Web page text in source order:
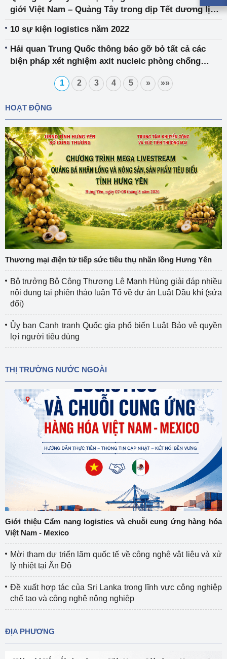
giới Việt Nam – Quảng Tây trong dịp Tết dương lịch
10 sự kiện logistics năm 2022
Hải quan Trung Quốc thông báo gỡ bỏ tất cả các
biện pháp xét nghiệm axit nucleic phòng chống
khẩu từ ngày 08 tháng 01 năm 2023
1 2 3 4 5 » »»
HOẠT ĐỘNG
Thương mại điện tử tiếp sức tiêu thụ nhãn lồng Hưng Yên
Bộ trưởng Bộ Công Thương Lê Mạnh Hùng giải đáp nhiều
nội dung tại phiên thảo luận Tổ về dự án Luật Dầu khí (sửa
đổi)
Ủy ban Cạnh tranh Quốc gia phổ biến Luật Bảo vệ quyền
lợi người tiêu dùng
THỊ TRƯỜNG NƯỚC NGOÀI
Giới thiệu Cẩm nang logistics và chuỗi cung ứng hàng hóa
Việt Nam - Mexico
Mời tham dự triển lãm quốc tế về công nghệ vật liệu và xử
lý nhiệt tại Ấn Độ
Đề xuất hợp tác của Sri Lanka trong lĩnh vực công nghiệp
chế tạo và công nghệ nông nghiệp
ĐỊA PHƯƠNG